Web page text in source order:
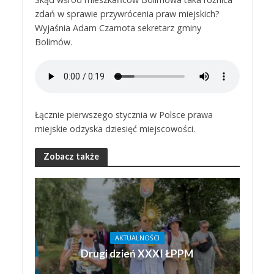
zdań w sprawie przywrócenia praw miejskich?
Wyjaśnia Adam Czarnota sekretarz gminy
Bolimów.
Łącznie pierwszego stycznia w Polsce prawa
miejskie odzyska dziesięć miejscowości.
Zobacz także
AKTUALNOŚCI
Drugi dzień XXXI ŁPPM